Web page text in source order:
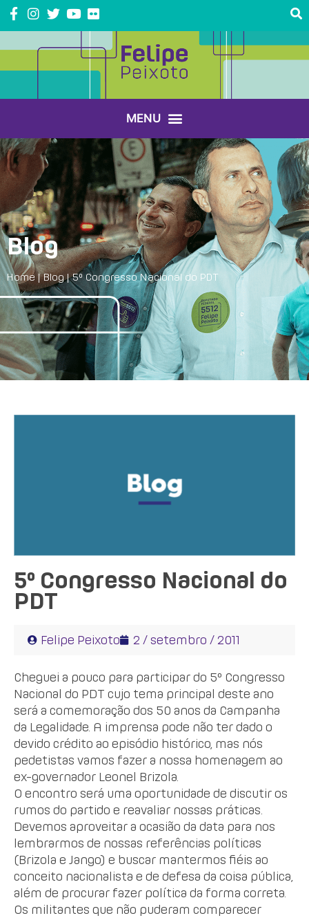
Blog
Home|Blog|5º Congresso Nacional do PDT
5º Congresso Nacional do
PDT
Felipe Peixoto 2 / setembro / 2011
Cheguei a pouco para participar do 5º Congresso
Nacional do PDT cujo tema principal deste ano
será a comemoração dos 50 anos da Campanha
da Legalidade. A imprensa pode não ter dado o
devido crédito ao episódio histórico, mas nós
pedetistas vamos fazer a nossa homenagem ao
ex-governador Leonel Brizola.
O encontro será uma oportunidade de discutir os
rumos do partido e reavaliar nossas práticas.
Devemos aproveitar a ocasião da data para nos
lembrarmos de nossas referências políticas
(Brizola e Jango) e buscar mantermos fiéis ao
conceito nacionalista e de defesa da coisa pública,
além de procurar fazer política da forma correta.
Os militantes que não puderam comparecer